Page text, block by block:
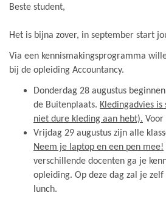
Beste student,
Het is bijna zover, in september start
Via een kennismakingsprogramma
bij de opleiding Accountancy.
Donderdag 28 augustus
de Buitenplaats. Kledingadvies
niet dure kleding aan hebt). Voor
Vrijdag 29 augustus zijn alle
Neem je laptop en een pen mee!
verschillende docenten ga je
opleiding. Op deze dag zal je
lunch.